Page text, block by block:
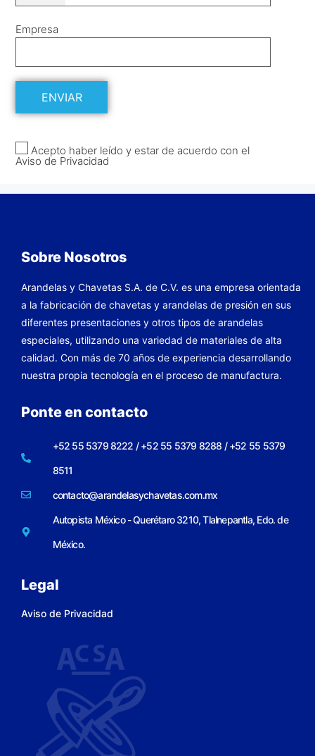
Empresa
Acepto haber leído y estar de acuerdo con el
Aviso de Privacidad
Sobre Nosotros
Arandelas y Chavetas S.A. de C.V. es una empresa orientada
a la fabricación de chavetas y arandelas de presión en sus
diferentes presentaciones y otros tipos de arandelas
especiales, utilizando una variedad de materiales de alta
calidad. Con más de 70 años de experiencia desarrollando
nuestra propia tecnología en el proceso de manufactura.
Ponte en contacto
+52 55 5379 8222 / +52 55 5379 8288 / +52 55 5379
8511
contacto@arandelasychavetas.com.mx
Autopista México - Querétaro 3210, Tlalnepantla, Edo. de
México.
Legal
Aviso de Privacidad